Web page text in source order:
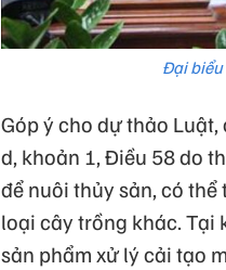
Đại biểu
Góp ý cho dự thảo
d, khoản 1, Điều 58 do
để nuôi thủy sản, có
loại cây trồng khác. Tại
sản phẩm xử lý cải tạo